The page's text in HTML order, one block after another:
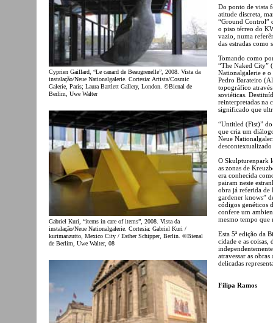
Cyprien Gaillard, “Le canard de Beaugrenelle”, 2008. Vista da
instalação/Neue Nationalgalerie. Cortesia: Artista/Cosmic
Galerie, Paris; Laura Bartlett Gallery, London. ©Bienal de
Berlim, Uwe Walter
Gabriel Kuri, “items in care of items”, 2008. Vista da
instalação/Neue Nationalgalerie. Cortesia: Gabriel Kuri /
kurimanzutto, Mexico City / Esther Schipper, Berlin. ©Bienal
de Berlim, Uwe Walter, 08
Do ponto de vista
atitude discreta,
“Ground Control”
o piso térreo do
vazio, numa
das estradas como
Tomando como
“The Naked City”
Nationalgalerie e
Pedro Barateiro
topográfico
soviéticas.
reinterpretadas na
significado que
“Untitled (Fist)”
que cria um
Neue
O Skulpturenpark
as zonas de
era conhecida
pairam neste
obra já referida de
gardener knows”
códigos genéticos
confere um
mesmo tempo que
Esta 5ª edição da
cidade e as coisas,
atravessar as
delicadas
Filipa Ramos